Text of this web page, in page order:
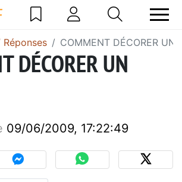
COMMENT DÉCORER UN
DÉCORER UN
09/06/2009, 17:22:49